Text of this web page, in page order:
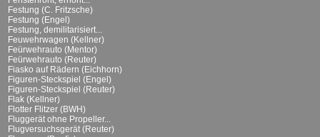
Festung (C. Fritzsche)
Festung (Engel)
Festung, demilitarisiert...
Feuwehrwagen (Kellner)
Feürwehrauto (Mentor)
Feürwehrauto (Reuter)
Fiasko auf Rädern (Eichhorn)
Figuren-Steckspiel (Engel)
Figuren-Steckspiel (Reuter)
Flak (Kellner)
Flotter Flitzer (BWH)
Fluggerät ohne Propeller...
Flugversuchsgerät (Reuter)